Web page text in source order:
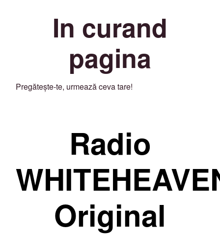
In curand
pagina
Pregătește-te, urmează ceva tare!
Radio
Original